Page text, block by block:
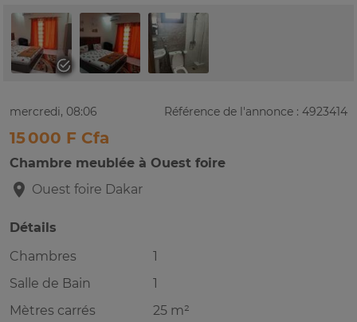
mercredi, 08:06 Référence de l'annonce : 4923414
15 000 F Cfa
Chambre meublée à Ouest foire
Ouest foire Dakar
Détails
Chambres
1
Salle de Bain
1
Mètres carrés
25 m²